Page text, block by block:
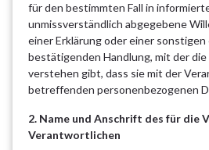
für den bestimmten Fall in
unmissverständlich abgegebene
einer Erklärung oder einer
bestätigenden Handlung, mit der
verstehen gibt, dass sie mit der
betreffenden personenbezogenen
2. Name und Anschrift des für die
Verantwortlichen